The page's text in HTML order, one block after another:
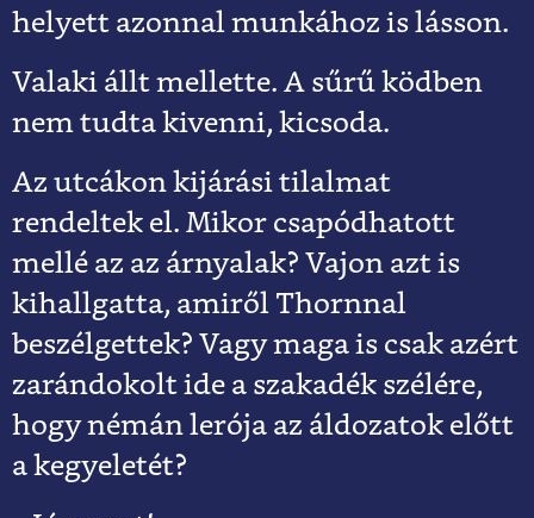
helyett azonnal munkához is lásson.
Valaki állt mellette. A sűrű ködben
nem tudta kivenni, kicsoda.
Az utcákon kijárási tilalmat
rendeltek el. Mikor csapódhatott
mellé az az árnyalak? Vajon azt is
kihallgatta, amiről Thornnal
beszélgettek? Vagy maga is csak azért
zarándokolt ide a szakadék szélére,
hogy némán lerója az áldozatok előtt
a kegyeletét?